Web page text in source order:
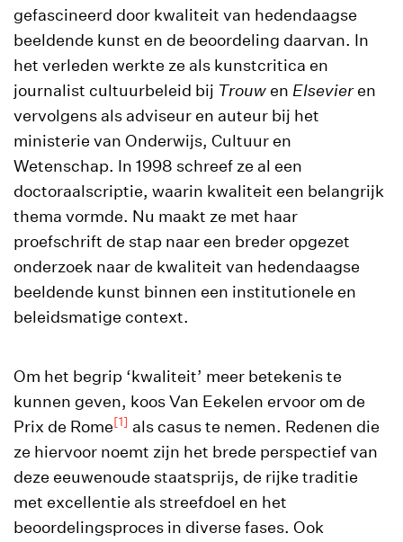
gefascineerd door kwaliteit van hedendaagse
beeldende kunst en de beoordeling daarvan. In
het verleden werkte ze als kunstcritica en
journalist cultuurbeleid bij Trouw en Elsevieren
vervolgens als adviseur en auteur bij het
ministerie van Onderwijs, Cultuur en
Wetenschap. In 1998 schreef ze al een
doctoraalscriptie, waarin kwaliteit een belangrijk
thema vormde. Nu maakt ze met haar
proefschrift de stap naar een breder opgezet
onderzoek naar de kwaliteit van hedendaagse
beeldende kunst binnen een institutionele en
beleidsmatige context.
Om het begrip ‘kwaliteit’ meer betekenis te
kunnen geven, koos Van Eekelen ervoor om de
Prix de Rome[1] als casus te nemen. Redenen die
ze hiervoor noemt zijn het brede perspectief van
deze eeuwenoude staatsprijs, de rijke traditie
met excellentie als streefdoel en het
beoordelingsproces in diverse fases. Ook